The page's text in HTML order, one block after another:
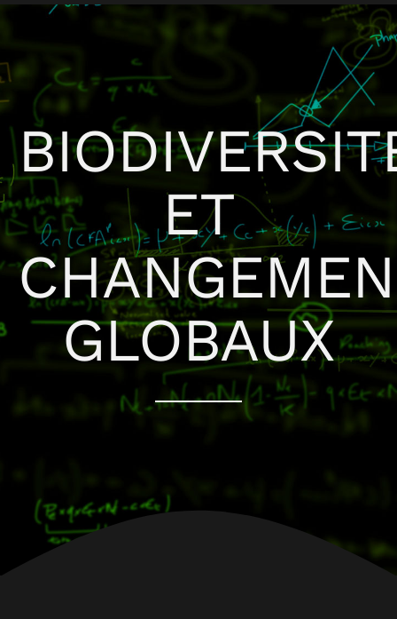
ET
GLOBAUX